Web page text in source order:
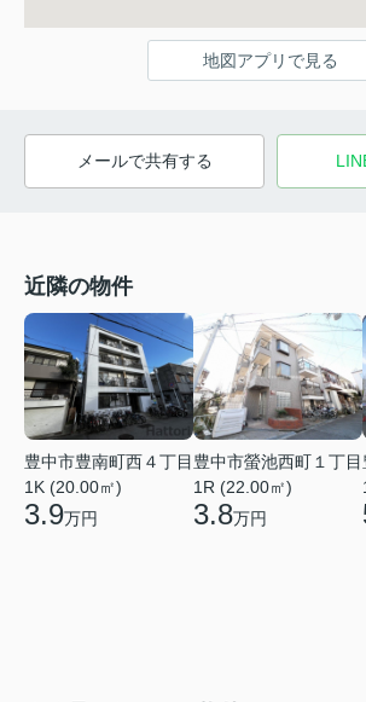
地図アプリで見る
メールで共有する
近隣の物件
豊中市豊南町西４丁目
1K (20.00㎡)
3.9万円
豊中市螢池西町１丁目
1R (22.00㎡)
3.8万円